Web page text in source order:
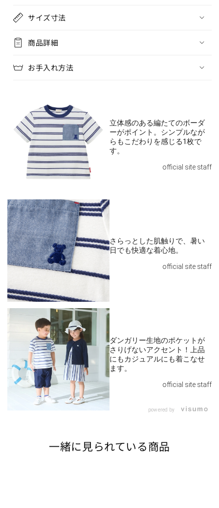
サイズ寸法
商品詳細
お手入れ方法
立体感のある編たてのボーダ
ーがポイント。シンプルなが
らもこだわりを感じる1枚で
す。
official site staff
さらっとした肌触りで、暑い
日でも快適な着心地。
official site staff
ダンガリー生地のポケットが
さりげないアクセント！上品
にもカジュアルにも着こなせ
ます。
official site staff
powered by
一緒に見られている商品